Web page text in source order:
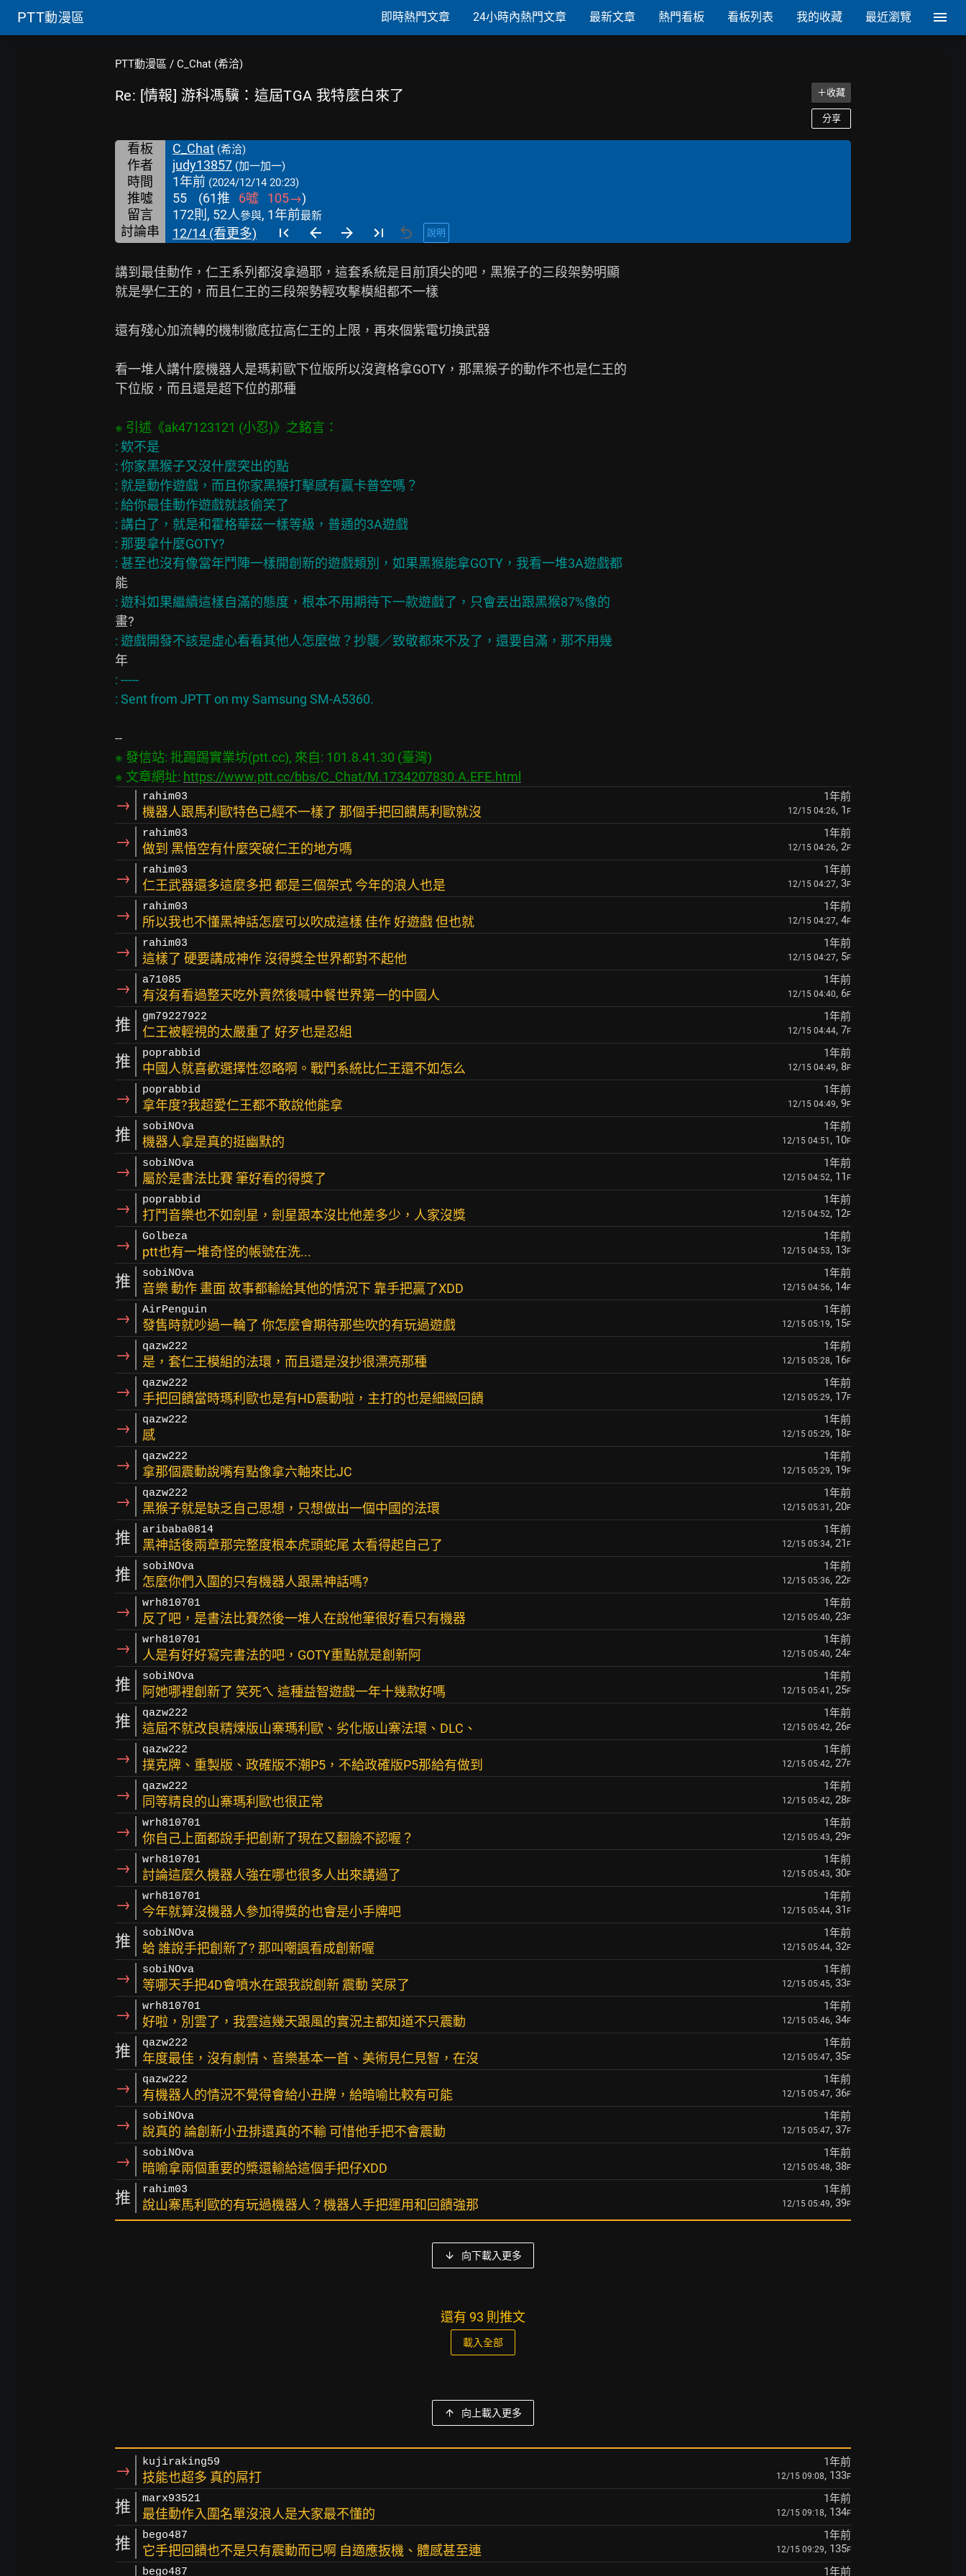
PTT動漫區 即時熱門文章 24小時內熱門文章 最新文章 熱門看板 看板列表 我的收藏 最近瀏覽
PTT動漫區 / C_Chat (希洽)
Re: [情報] 游科馮驥：這屆TGA 我特麼白來了 ＋收藏
分享
看板 C_Chat (希洽)
作者 judy13857 (加一加一)
時間 1年前 (2024/12/14 20:23)
推噓 55 (61推 6噓 105→)
留言
172則, 52人參與, 1年前最新
討論串 12/14 (看更多) 說明
講到最佳動作，仁王系列都沒拿過耶，這套系統是目前頂尖的吧，黑猴子的三段架勢明顯
就是學仁王的，而且仁王的三段架勢輕攻擊模組都不一樣
還有殘心加流轉的機制徹底拉高仁王的上限，再來個紫電切換武器
看一堆人講什麼機器人是瑪莉歐下位版所以沒資格拿GOTY，那黑猴子的動作不也是仁王的
下位版，而且還是超下位的那種
: 欸不是
: 你家黑猴子又沒什麼突出的點
: 就是動作遊戲，而且你家黑猴打擊感有贏卡普空嗎？
: 給你最佳動作遊戲就該偷笑了
: 講白了，就是和霍格華茲一樣等級，普通的3A遊戲
: 那要拿什麼GOTY?
: -----
※ 發信站: 批踢踢實業坊(ptt.cc), 來自: 101.8.41.30 (臺灣)
※ 文章網址: https://www.ptt.cc/bbs/C_Chat/M.1734207830.A.EFE.html
→ rahim03 1年前
機器人跟馬利歐特色已經不一樣了 那個手把回饋馬利歐就沒 12/15 04:26, 1 F
→ rahim03 1年前
做到 黑悟空有什麼突破仁王的地方嗎 12/15 04:26, 2F
→ rahim03 1年前
仁王武器還多這麼多把 都是三個架式 今年的浪人也是 12/15 04:27, 3F
→ rahim03 1年前
所以我也不懂黑神話怎麼可以吹成這樣 佳作 好遊戲 但也就 12/15 04:27, 4F
→ rahim03 1年前
這樣了 硬要講成神作 沒得獎全世界都對不起他 12/15 04:27, 5F
→ a71085 1年前
有沒有看過整天吃外賣然後喊中餐世界第一的中國人 12/15 04:40, 6F
推 gm79227922 1年前
仁王被輕視的太嚴重了 好歹也是忍組 12/15 04:44, 7F
推 poprabbid 1年前
中國人就喜歡選擇性忽略啊。戰鬥系統比仁王還不如怎么 12/15 04:49, 8F
→ poprabbid 1年前
拿年度?我超愛仁王都不敢說他能拿 12/15 04:49, 9F
推 sobiNOva 1年前
機器人拿是真的挺幽默的 12/15 04:51 , 10F
→ sobiNOva 1年前
屬於是書法比賽 筆好看的得獎了 12/15 04:52, 11 F
→ poprabbid 1年前
打鬥音樂也不如劍星，劍星跟本沒比他差多少，人家沒獎 12/15 04:52, 12F
→ Golbeza 1年前
ptt也有一堆奇怪的帳號在洗... 12/15 04:53, 13F
推 sobiNOva 1年前
音樂 動作 畫面 故事都輸給其他的情況下 靠手把贏了XDD 12/15 04:56, 14F
→ AirPenguin 1年前
發售時就吵過一輪了 你怎麼會期待那些吹的有玩過遊戲 12/15 05:19, 15F
→ qazw222 1年前
是，套仁王模組的法環，而且還是沒抄很漂亮那種 12/15 05:28, 16F
→ qazw222 1年前
手把回饋當時瑪利歐也是有HD震動啦，主打的也是細緻回饋 12/15 05:29, 17F
→ qazw222 1年前
感 12/15 05:29, 18F
→ qazw222 1年前
拿那個震動說嘴有點像拿六軸來比JC 12/15 05:29, 19F
→ qazw222 1年前
黑猴子就是缺乏自己思想，只想做出一個中國的法環 12/15 05:31 , 20F
推 aribaba0814 1年前
黑神話後兩章那完整度根本虎頭蛇尾 太看得起自己了 12/15 05:34, 21 F
推 sobiNOva 1年前
怎麼你們入圍的只有機器人跟黑神話嗎? 12/15 05:36, 22F
→ wrh810701 1年前
反了吧，是書法比賽然後一堆人在說他筆很好看只有機器 12/15 05:40, 23F
→ wrh810701 1年前
人是有好好寫完書法的吧，GOTY重點就是創新阿 12/15 05:40, 24F
推 sobiNOva 1年前
阿她哪裡創新了 笑死ㄟ 這種益智遊戲一年十幾款好嗎 12/15 05:41 , 25F
推 qazw222 1年前
這屆不就改良精煉版山寨瑪利歐、劣化版山寨法環、DLC、 12/15 05:42, 26F
→ qazw222 1年前
撲克牌、重製版、政確版不潮P5，不給政確版P5那給有做到 12/15 05:42, 27F
→ qazw222 1年前
同等精良的山寨瑪利歐也很正常 12/15 05:42, 28F
→ wrh810701 1年前
你自己上面都說手把創新了現在又翻臉不認喔？ 12/15 05:43, 29F
→ wrh810701 1年前
討論這麼久機器人強在哪也很多人出來講過了 12/15 05:43, 30F
→ wrh810701 1年前
今年就算沒機器人參加得獎的也會是小手牌吧 12/15 05:44, 31 F
推 sobiNOva 1年前
蛤 誰說手把創新了? 那叫嘲諷看成創新喔 12/15 05:44, 32F
→ sobiNOva 1年前
等哪天手把4D會噴水在跟我說創新 震動 笑尿了 12/15 05:45, 33F
→ wrh810701 1年前
好啦，別雲了，我雲這幾天跟風的實況主都知道不只震動 12/15 05:46, 34F
推 qazw222 1年前
年度最佳，沒有劇情、音樂基本一首、美術見仁見智，在沒 12/15 05:47, 35F
→ qazw222 1年前
有機器人的情況不覺得會給小丑牌，給暗喻比較有可能 12/15 05:47, 36F
→ sobiNOva 1年前
說真的 論創新小丑排還真的不輸 可惜他手把不會震動 12/15 05:47, 37F
→ sobiNOva 1年前
暗喻拿兩個重要的槳還輸給這個手把仔XDD 12/15 05:48, 38F
推 rahim03 1年前
說山寨馬利歐的有玩過機器人？機器人手把運用和回饋強那 12/15 05:49, 39F
向下載入更多
還有 93 則推文
載入全部
向上載入更多
→ kujiraking59 1年前
技能也超多 真的屌打 12/15 09:08, 133F
推 marx93521 1年前
最佳動作入圍名單沒浪人是大家最不懂的 12/15 09:18, 134F
推 bego487 1年前
它手把回饋也不是只有震動而已啊 自適應扳機、體感甚至連 12/15 09:29, 135F
bego487 1年前